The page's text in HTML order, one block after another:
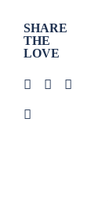
SHARE
THE
LOVE